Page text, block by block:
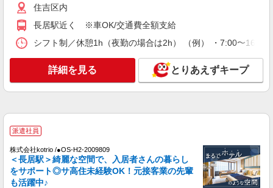
時給1550円〜2187円 ＜日払い有/週払い有/交
通費全支給(ガソリン代含む)＞
住吉区内
キープ 詳細を見る
株式会社ブレイブ（マイナビグループ）/MDM27
高齢者向け住宅、グループホームなど様々な勤
務先から選べます。
未経験：時給1500〜1700円（資格・経験によ
る） 経験者：時給1700〜1900円（資格・経験によ
住吉区内
長居駅近く ※車OK/交通費全額支給
シフト制／休憩1h（夜勤の場合は2h） （例） ・7:00〜
詳細を見る とりあえずキープ
派遣社員
株式会社kotrio /●OS-H2-2009809
＜長居駅＞綺麗な空間で、入居者さんの暮らし
をサポート◎サ高住未経験OK！元接客業の先輩
も活躍中♪